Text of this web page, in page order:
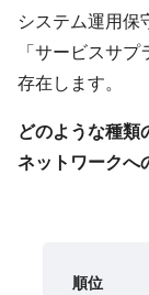
システム運用保
「サービスサ
存在します。
どのような​種類
ネットワークへ
順位